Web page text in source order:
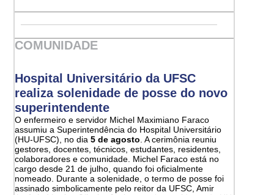
COMUNIDADE
Hospital Universitário da UFSC
realiza solenidade de posse do novo
superintendente
O enfermeiro e servidor Michel Maximiano Faraco
assumiu a Superintendência do Hospital Universitário
(HU-UFSC), no dia5 de agosto . A cerimônia reuniu
gestores, docentes, técnicos, estudantes, residentes,
colaboradores e comunidade. Michel Faraco está no
cargo desde 21 de julho, quando foi oficialmente
nomeado. Durante a solenidade, o termo de posse foi
assinado simbolicamente pelo reitor da UFSC, Amir